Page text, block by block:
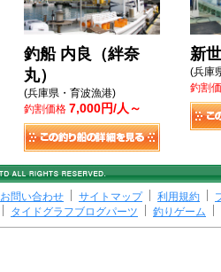
釣船 内良（絆奈
丸）
(兵庫県・育波漁港)
釣割価格 7,000円/人～
新
(兵庫
釣割
お問い合わせ サイトマップ 利用規約
タイドグラフブログパーツ 釣りゲーム